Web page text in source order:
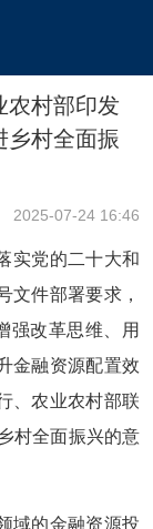
农村部印发
乡村全面振
2025-07-24 16:46
实党的二十大和
文件部署要求，
强改革思维、用
金融资源配置效
、农业农村部联
村全面振兴的意
域的金融资源投